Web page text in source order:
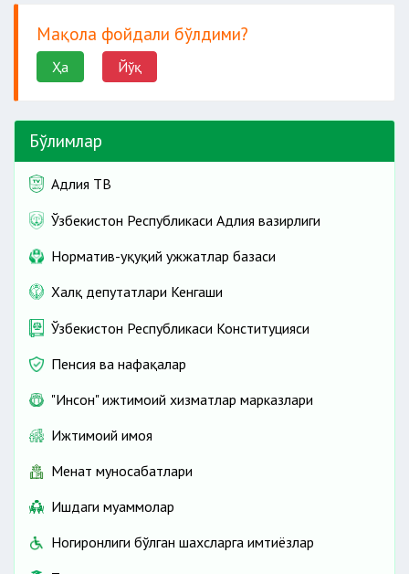
жамоа шартномасини тузиши
Мақола фойдали бўлдими?
Ҳа Йўқ
Бўлимлар
Адлия ТВ
Ўзбекистон Республикаси Адлия вазирлиги
Норматив-ҳуқуқий ҳужжатлар базаси
Халқ депутатлари Кенгаши
Ўзбекистон Республикаси Конституцияси
Пенсия ва нафақалар
"Инсон" ижтимоий хизматлар марказлари
Ижтимоий ҳимоя
Меҳнат муносабатлари
Ишдаги муаммолар
Ногиронлиги бўлган шахсларга имтиёзлар